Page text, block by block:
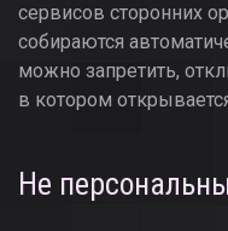
сервисов сторонних
собираются
можно запретить,
в котором
Не